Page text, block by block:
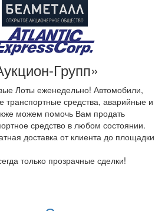
Групп»
Лоты еженедельно! Автомобили,
транспортные средства, аварийные и
можем помочь Вам продать
средство в любом состоянии.
доставка от клиента до площадки
только прозрачные сделки!